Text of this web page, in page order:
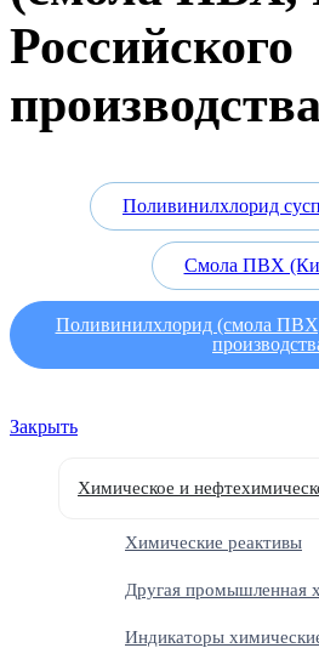
Российского
Поливинилхлорид
Смола ПВХ
Поливинилхлорид (смола
Закрыть
Химическое и
Химические реактивы
Другая промышленная
Индикаторы